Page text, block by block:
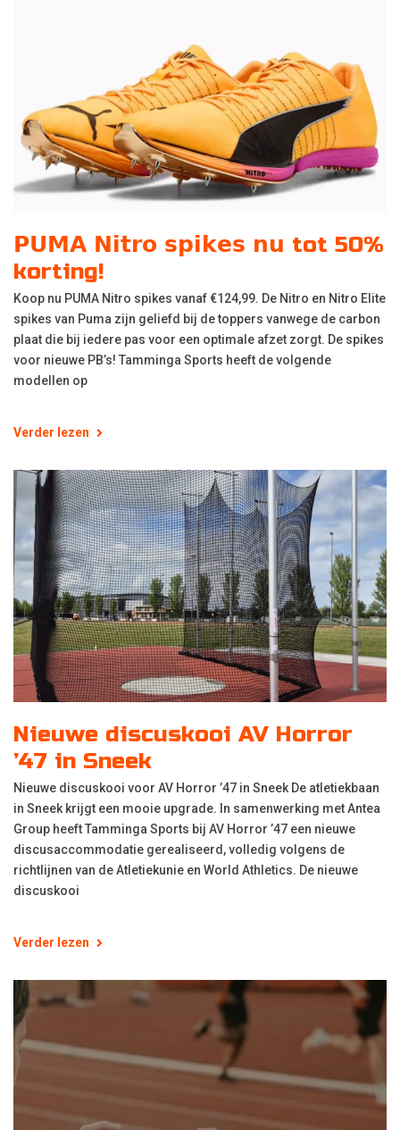
𝗣𝗨𝗠𝗔 𝗡𝗶𝘁𝗿𝗼 𝘀𝗽𝗶𝗸𝗲𝘀 𝗻𝘂 tot 50%
korting!
Koop nu PUMA Nitro spikes vanaf €124,99. De Nitro en Nitro Elite
spikes van Puma zijn geliefd bij de toppers vanwege de carbon
plaat die bij iedere pas voor een optimale afzet zorgt. De spikes
voor nieuwe PB’s! Tamminga Sports heeft de volgende
modellen op
Verder lezen
Nieuwe discuskooi AV Horror
’47 in Sneek
Nieuwe discuskooi voor AV Horror ’47 in Sneek De atletiekbaan
in Sneek krijgt een mooie upgrade. In samenwerking met Antea
Group heeft Tamminga Sports bij AV Horror ’47 een nieuwe
discusaccommodatie gerealiseerd, volledig volgens de
richtlijnen van de Atletiekunie en World Athletics. De nieuwe
discuskooi
Verder lezen